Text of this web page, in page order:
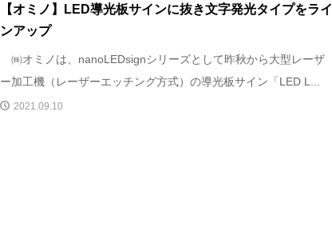
【オミノ】LED導光板サインに抜き文字発光タイプをライ
ンアップ
㈱オミノは、nanoLEDsignシリーズとして昨秋から大型レーザ
ー加工機（レーザーエッチング方式）の導光板サイン「LED L...
2021.09.10